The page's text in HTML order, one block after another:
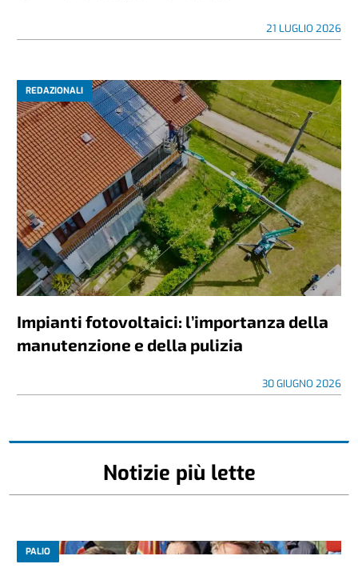
21 LUGLIO 2026
REDAZIONALI
Impianti fotovoltaici: l’importanza della
manutenzione e della pulizia
30 GIUGNO 2026
Notizie più lette
PALIO